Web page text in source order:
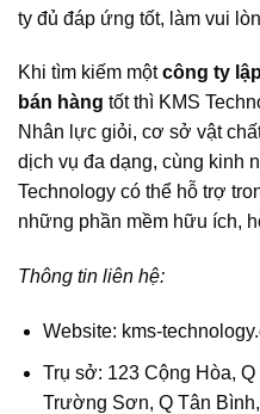
ty đủ đáp ứng tốt, làm vui
Khi tìm kiếm mộtcông ty
bán hàng tốt thì KMS
Nhân lực giỏi, cơ sở vật
dịch vụ đa dạng, cùng kinh
Technology có thể hỗ trợ
những phần mềm hữu ích,
Thông tin liên hệ:
Website: kms-
Trụ sở: 123 Cộng Hòa,
Trường Sơn, Q Tân